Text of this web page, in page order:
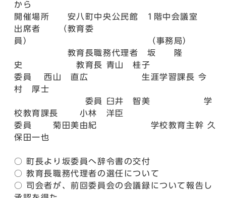
から
開催場所 安八町中央公民館 1階中会議室
出席者 （教育委
員） （事務局）
教育長職務代理者 坂 隆
史 教育長 青山 桂子
委員 西山 直広 生涯学習課長 今
村 厚士
委員 臼井 智美 学
校教育課長 小林 洋臣
委員 菊田美由紀 学校教育主幹 久
保田一也
○ 町長より坂委員へ辞令書の交付
○ 教育長職務代理者の選任について
○ 司会者が、前回委員会の会議録について報告し